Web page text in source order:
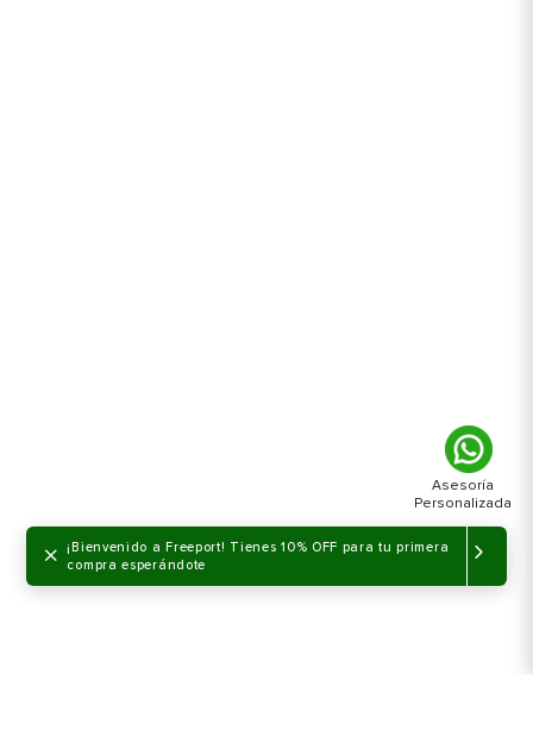
×
¡Bienvenido a Freeport! Tienes 10% OFF para tu primera
compra esperándote